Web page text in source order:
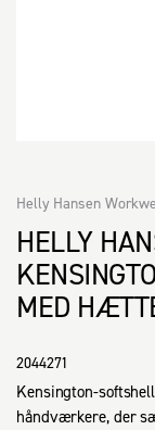
HELLY
MED
Helly Hansen
2044271
Kensington-
håndværkere, der